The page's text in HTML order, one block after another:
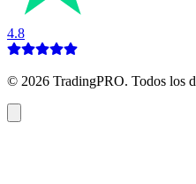
4.8
© 2026 TradingPRO. Todos los